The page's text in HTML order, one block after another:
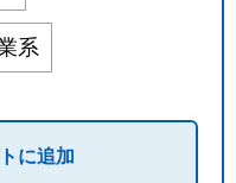
系
に追加